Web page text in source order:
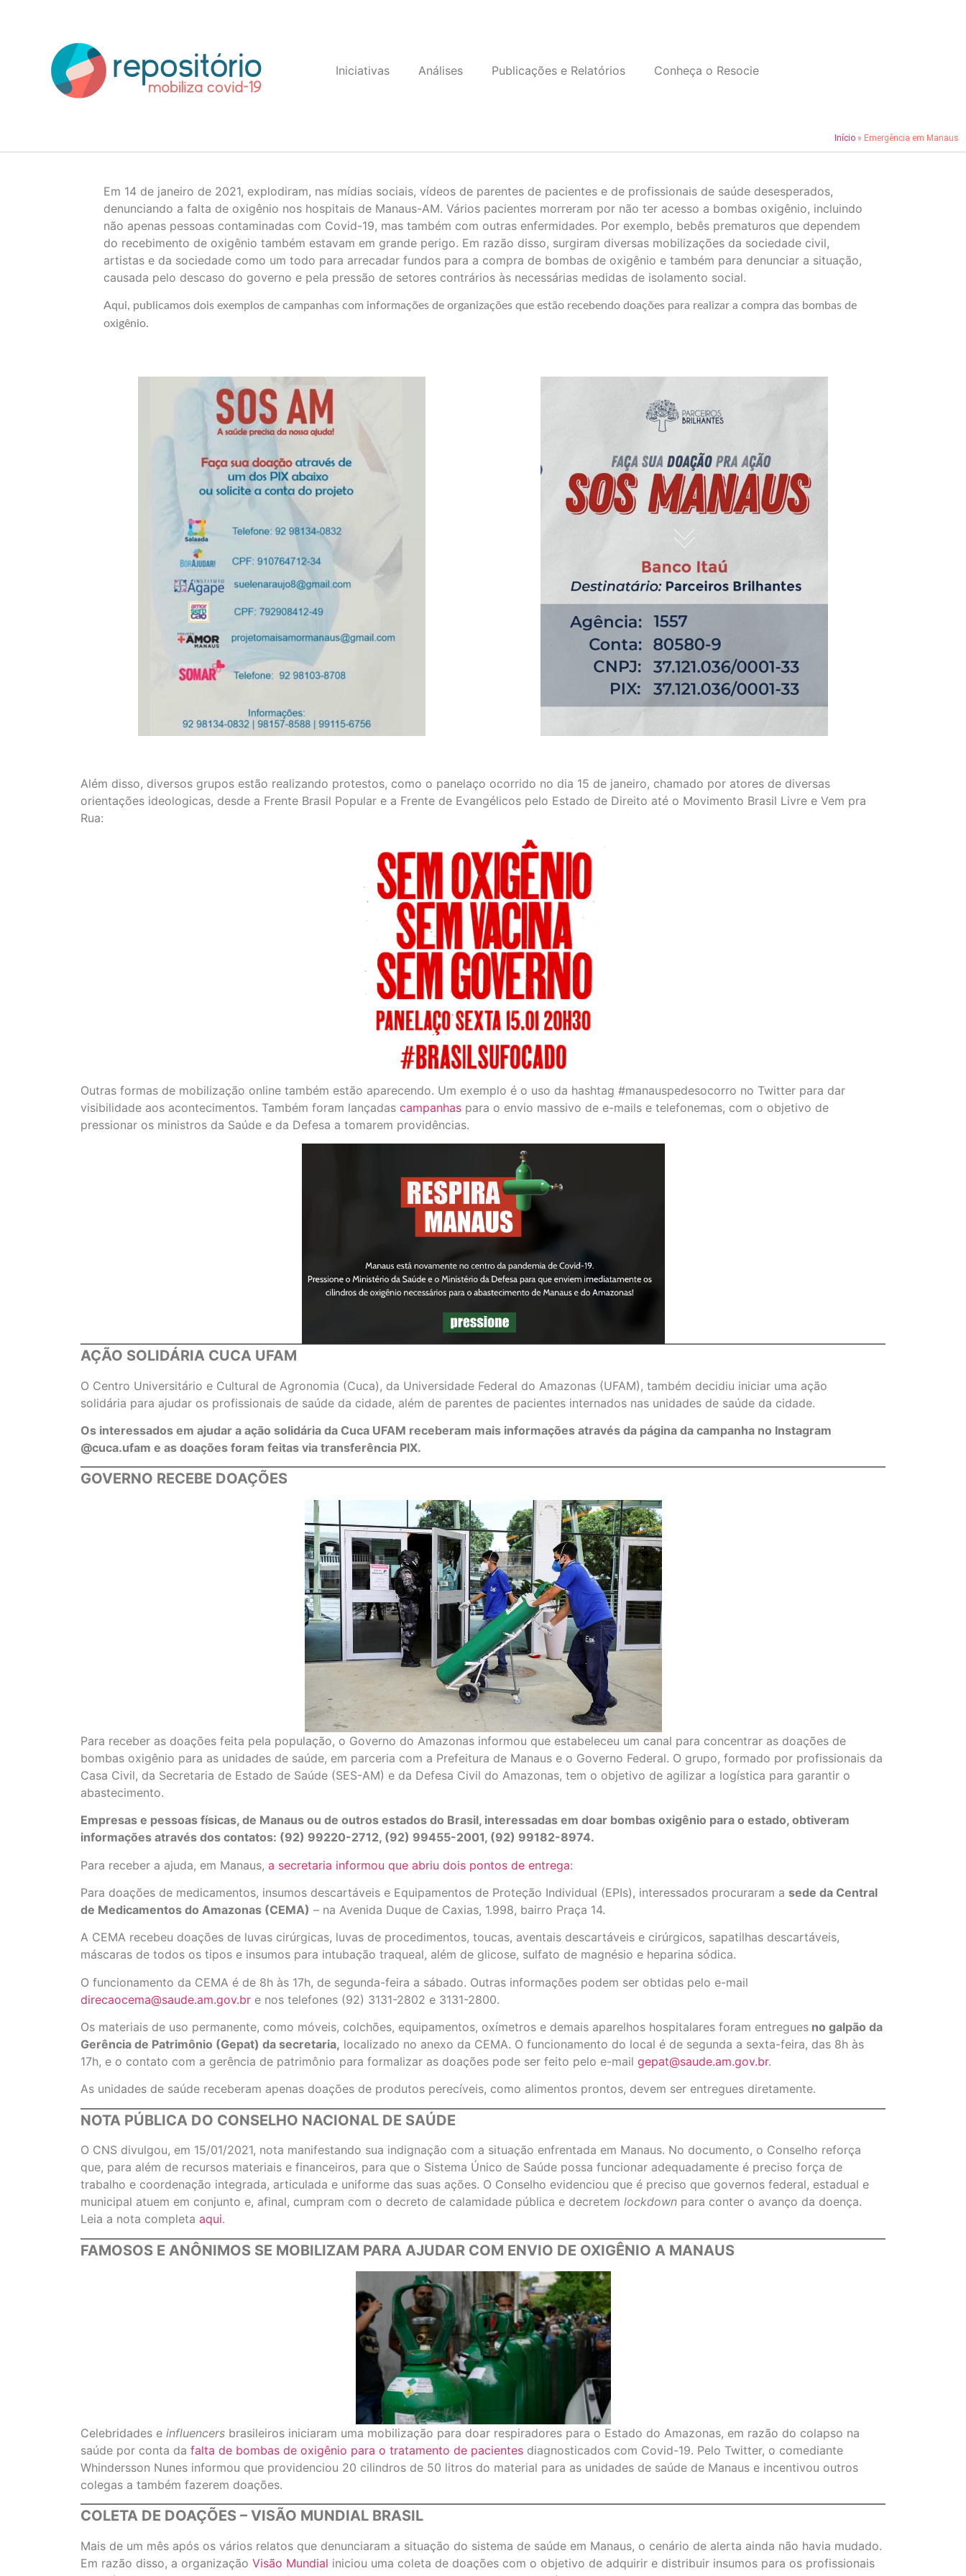
Iniciativas Análises Publicações e Relatórios Conheça o Resocie
Início» Emergência em Manaus
Em 14 de janeiro de 2021, explodiram, nas mídias sociais, vídeos de parentes de pacientes e de profissionais de saúde desesperados,
denunciando a falta de oxigênio nos hospitais de Manaus-AM. Vários pacientes morreram por não ter acesso a bombas oxigênio, incluindo
não apenas pessoas contaminadas com Covid-19, mas também com outras enfermidades. Por exemplo, bebês prematuros que dependem
do recebimento de oxigênio também estavam em grande perigo. Em razão disso, surgiram diversas mobilizações da sociedade civil,
artistas e da sociedade como um todo para arrecadar fundos para a compra de bombas de oxigênio e também para denunciar a situação,
causada pelo descaso do governo e pela pressão de setores contrários às necessárias medidas de isolamento social.
Aqui, publicamos dois exemplos de campanhas com informações de organizações que estão recebendo doações para realizar a compra das bombas de
oxigênio.
Além disso, diversos grupos estão realizando protestos, como o panelaço ocorrido no dia 15 de janeiro, chamado por atores de diversas
orientações ideologicas, desde a Frente Brasil Popular e a Frente de Evangélicos pelo Estado de Direito até o Movimento Brasil Livre e Vem pra
Rua:
Outras formas de mobilização online também estão aparecendo. Um exemplo é o uso da hashtag #manauspedesocorro no Twitter para dar
visibilidade aos acontecimentos. Também foram lançadas campanhas para o envio massivo de e-mails e telefonemas, com o objetivo de
pressionar os ministros da Saúde e da Defesa a tomarem providências.
AÇÃO SOLIDÁRIA CUCA UFAM
O Centro Universitário e Cultural de Agronomia (Cuca), da Universidade Federal do Amazonas (UFAM), também decidiu iniciar uma ação
solidária para ajudar os profissionais de saúde da cidade, além de parentes de pacientes internados nas unidades de saúde da cidade.
Os interessados em ajudar a ação solidária da Cuca UFAM receberam mais informações através da página da campanha no Instagram
@cuca.ufam e as doações foram feitas via transferência PIX.
GOVERNO RECEBE DOAÇÕES
Para receber as doações feita pela população, o Governo do Amazonas informou que estabeleceu um canal para concentrar as doações de
bombas oxigênio para as unidades de saúde, em parceria com a Prefeitura de Manaus e o Governo Federal. O grupo, formado por profissionais da
Casa Civil, da Secretaria de Estado de Saúde (SES-AM) e da Defesa Civil do Amazonas, tem o objetivo de agilizar a logística para garantir o
abastecimento.
Empresas e pessoas físicas, de Manaus ou de outros estados do Brasil, interessadas em doar bombas oxigênio para o estado, obtiveram
informações através dos contatos: (92) 99220-2712, (92) 99455-2001, (92) 99182-8974.
Para receber a ajuda, em Manaus, a secretaria informou que abriu dois pontos de entrega:
Para doações de medicamentos, insumos descartáveis e Equipamentos de Proteção Individual (EPIs), interessados procuraram a sede da Central
de Medicamentos do Amazonas (CEMA) – na Avenida Duque de Caxias, 1.998, bairro Praça 14.
A CEMA recebeu doações de luvas cirúrgicas, luvas de procedimentos, toucas, aventais descartáveis e cirúrgicos, sapatilhas descartáveis,
máscaras de todos os tipos e insumos para intubação traqueal, além de glicose, sulfato de magnésio e heparina sódica.
O funcionamento da CEMA é de 8h às 17h, de segunda-feira a sábado. Outras informações podem ser obtidas pelo e-mail
direcaocema@saude.am.gov.br e nos telefones (92) 3131-2802 e 3131-2800.
Os materiais de uso permanente, como móveis, colchões, equipamentos, oxímetros e demais aparelhos hospitalares foram entregues no galpão da
Gerência de Patrimônio (Gepat) da secretaria, localizado no anexo da CEMA. O funcionamento do local é de segunda a sexta-feira, das 8h às
17h, e o contato com a gerência de patrimônio para formalizar as doações pode ser feito pelo e-mail gepat@saude.am.gov.br.
As unidades de saúde receberam apenas doações de produtos perecíveis, como alimentos prontos, devem ser entregues diretamente.
NOTA PÚBLICA DO CONSELHO NACIONAL DE SAÚDE
O CNS divulgou, em 15/01/2021, nota manifestando sua indignação com a situação enfrentada em Manaus. No documento, o Conselho reforça
que, para além de recursos materiais e financeiros, para que o Sistema Único de Saúde possa funcionar adequadamente é preciso força de
trabalho e coordenação integrada, articulada e uniforme das suas ações. O Conselho evidenciou que é preciso que governos federal, estadual e
municipal atuem em conjunto e, afinal, cumpram com o decreto de calamidade pública e decretem lockdown para conter o avanço da doença.
Leia a nota completa aqui.
FAMOSOS E ANÔNIMOS SE MOBILIZAM PARA AJUDAR COM ENVIO DE OXIGÊNIO A MANAUS
Celebridades e influencers brasileiros iniciaram uma mobilização para doar respiradores para o Estado do Amazonas, em razão do colapso na
saúde por conta da falta de bombas de oxigênio para o tratamento de pacientes diagnosticados com Covid-19. Pelo Twitter, o comediante
Whindersson Nunes informou que providenciou 20 cilindros de 50 litros do material para as unidades de saúde de Manaus e incentivou outros
colegas a também fazerem doações.
COLETA DE DOAÇÕES – VISÃO MUNDIAL BRASIL
Mais de um mês após os vários relatos que denunciaram a situação do sistema de saúde em Manaus, o cenário de alerta ainda não havia mudado.
Em razão disso, a organização Visão Mundial iniciou uma coleta de doações com o objetivo de adquirir e distribuir insumos para os profissionais